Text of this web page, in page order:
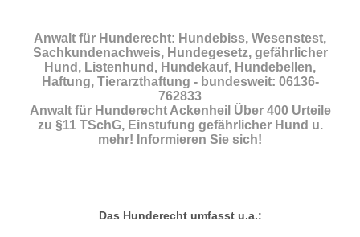
Anwalt für Hunderecht: Hundebiss, Wesenstest,
Sachkundenachweis, Hundegesetz, gefährlicher
Hund, Listenhund, Hundekauf, Hundebellen,
Haftung, Tierarzthaftung - bundesweit: 06136-
762833
Anwalt für Hunderecht Ackenheil Über 400 Urteile
zu §11 TSchG, Einstufung gefährlicher Hund u.
mehr! Informieren Sie sich!
Das Hunderecht umfasst u.a.: